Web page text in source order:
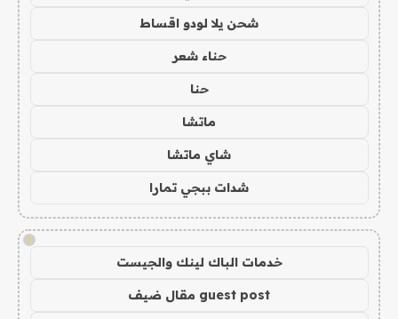
شحن يلا لودو اقساط
حناء شعر
حنا
ماتشا
شاي ماتشا
شدات ببجي تمارا
!
خدمات الباك لينك والجيست
guest post مقال ضيف